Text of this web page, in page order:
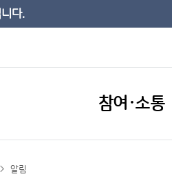
다.
참여·소통
알림